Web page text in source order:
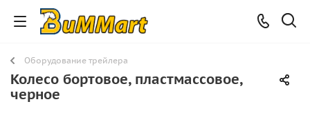
Оборудование трейлера
Колесо бортовое, пластмассовое,
черное